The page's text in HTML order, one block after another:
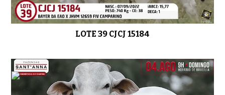
LOTE 39 CJCJ 15184